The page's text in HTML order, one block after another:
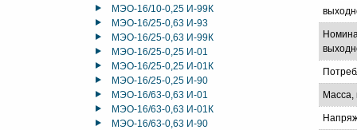
МЭО-16/10-0,25 И-99К
МЭО-16/25-0,63 И-93
МЭО-16/25-0,63 И-99К
МЭО-16/25-0,25 И-01
МЭО-16/25-0,25 И-01К
МЭО-16/25-0,25 И-90
МЭО-16/63-0,63 И-01
МЭО-16/63-0,63 И-01К
МЭО-16/63-0,63 И-90
Масса,